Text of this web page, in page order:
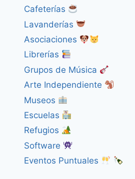
Cafeterías
Lavanderías
Asociaciones
Librerías
Grupos de Música
Arte Independiente
Museos
Escuelas
Refugios
Software
Eventos Puntuales